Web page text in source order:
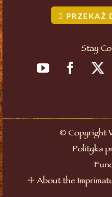
PRZEKAŻ
Stay
©Copyright
Polityka
☩ About the